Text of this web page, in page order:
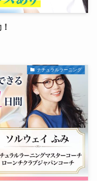
ナチュラルラーニング